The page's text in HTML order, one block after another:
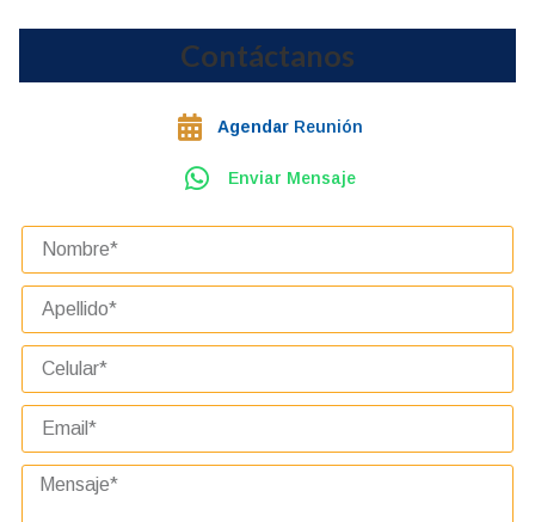
Contáctanos
Agendar Reunión
Enviar Mensaje